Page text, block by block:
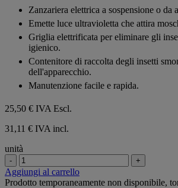
stelle.
Zanzariera elettrica a sospensione o da
Emette luce ultravioletta che attira
Griglia elettrificata per eliminare gli
igienico.
Contenitore di raccolta degli insetti
dell'apparecchio.
Manutenzione facile e rapida.
25,50 € IVA Escl.
31,11 € IVA incl.
unità
- +
Aggiungi al carrello
Prodotto temporaneamente non disponibile,